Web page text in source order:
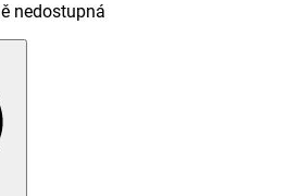
nedostupná